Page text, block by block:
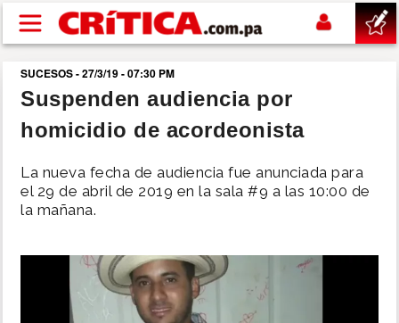
Pasar al contenido principal
buscar
SUCESOS
NACIONAL
SUCESOS - 27/3/19 - 07:30 PM
Suspenden audiencia por
homicidio de acordeonista
La nueva fecha de audiencia fue anunciada para
el 29 de abril de 2019 en la sala #9 a las 10:00 de
la mañana.